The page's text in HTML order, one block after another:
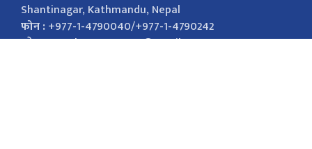
Shantinagar, Kathmandu, Nepal
फोन :+977-1-4790040/+977-1-4790242
इमेल :nepalsamayanews@gmail.com